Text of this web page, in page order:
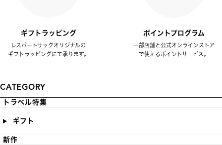
ギフトラッピング
レスポートサックオリジナルの
ギフトラッピングにて承ります。
ポイントプログラム
一部店舗と公式オンラインストア
で使えるポイントサービス。
CATEGORY
トラベル特集
ギフト
新作